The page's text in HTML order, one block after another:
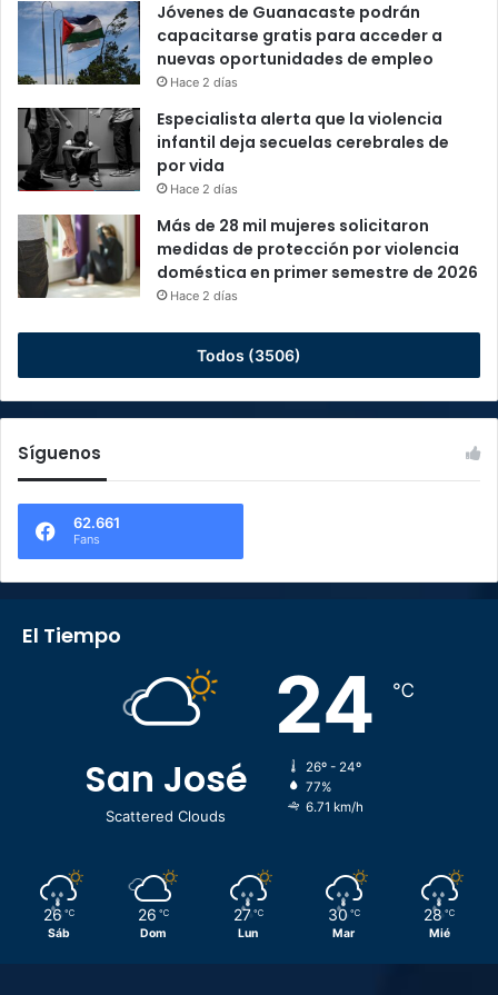
Jóvenes de Guanacaste podrán
capacitarse gratis para acceder a
nuevas oportunidades de empleo
Hace 2 días
Especialista alerta que la violencia
infantil deja secuelas cerebrales de
por vida
Hace 2 días
Más de 28 mil mujeres solicitaron
medidas de protección por violencia
doméstica en primer semestre de 2026
Hace 2 días
Todos (3506)
Síguenos
62.661
Fans
El Tiempo
San José
Scattered Clouds
24 ℃
26º - 24º
77%
6.71 km/h
26 ℃
Sáb
26 ℃
Dom
27 ℃
Lun
30 ℃
Mar
28 ℃
Mié